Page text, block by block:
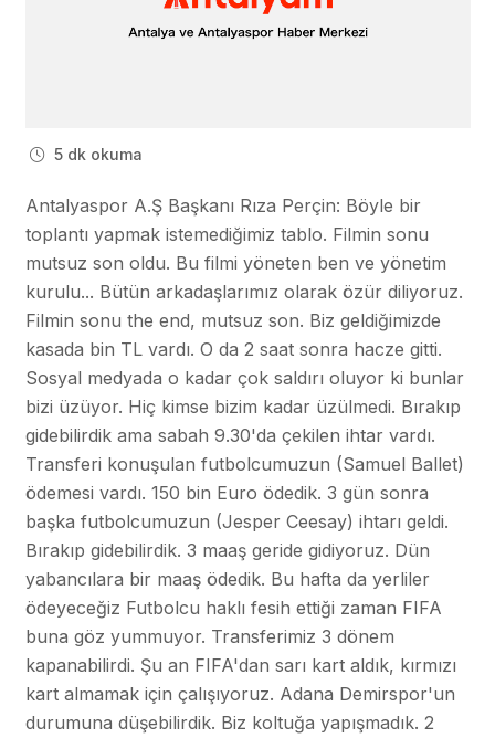
5 dk okuma
Antalyaspor A.Ş Başkanı Rıza Perçin: Böyle bir
toplantı yapmak istemediğimiz tablo. Filmin sonu
mutsuz son oldu. Bu filmi yöneten ben ve yönetim
kurulu... Bütün arkadaşlarımız olarak özür diliyoruz.
Filmin sonu the end, mutsuz son. Biz geldiğimizde
kasada bin TL vardı. O da 2 saat sonra hacze gitti.
Sosyal medyada o kadar çok saldırı oluyor ki bunlar
bizi üzüyor. Hiç kimse bizim kadar üzülmedi. Bırakıp
gidebilirdik ama sabah 9.30'da çekilen ihtar vardı.
Transferi konuşulan futbolcumuzun (Samuel Ballet)
ödemesi vardı. 150 bin Euro ödedik. 3 gün sonra
başka futbolcumuzun (Jesper Ceesay) ihtarı geldi.
Bırakıp gidebilirdik. 3 maaş geride gidiyoruz. Dün
yabancılara bir maaş ödedik. Bu hafta da yerliler
ödeyeceğiz Futbolcu haklı fesih ettiği zaman FIFA
buna göz yummuyor. Transferimiz 3 dönem
kapanabilirdi. Şu an FIFA'dan sarı kart aldık, kırmızı
kart almamak için çalışıyoruz. Adana Demirspor'un
durumuna düşebilirdik. Biz koltuğa yapışmadık. 2